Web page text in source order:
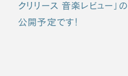
クリリース 音楽レビュー」
公開予定です！